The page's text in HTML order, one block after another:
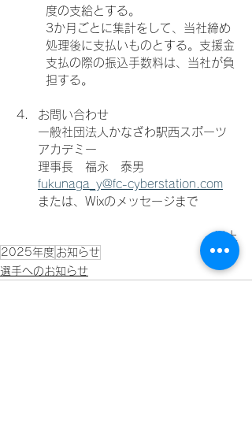
度の支給とする。
3か月ごとに集計をして、当社締め
処理後に支払いものとする。支援金
支払の際の振込手数料は、当社が負
担する。
お問い合わせ
一般社団法人かなざわ駅西スポーツ
アカデミー
理事長　福永　泰男
fukunaga_y@fc-cyberstation.com
または、Wixのメッセージまで
以上
2025年度 お知らせ
選手へのお知らせ